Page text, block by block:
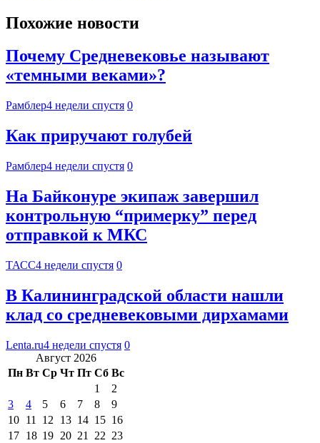
Похожие новости
Почему Средневековье называют
«темными веками»?
Рамблер4 недели спустя 0
Как приручают голубей
Рамблер4 недели спустя 0
На Байконуре экипаж завершил
контрольную “примерку” перед
отправкой к МКС
ТАСС4 недели спустя 0
В Калининградской области нашли
клад со средневековыми дирхамами
Lenta.ru4 недели спустя 0
Август 2026
Пн Вт Ср Чт Пт Сб Вс
1
2
3
4 5 6 7 8
9
10 11 12 13 14 15 16
17 18 19 20 21 22 23